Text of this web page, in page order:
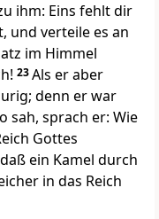
ihm: Eins fehlt dir
und verteile es an
im Himmel
23Als er aber
denn er war
sah, sprach er: Wie
Gottes
ein Kamel durch
in das Reich